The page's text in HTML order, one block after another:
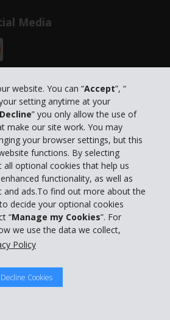
website. You can “Accept”, “
setting anytime at your
Decline” you only allow the use of
make our site work. You may
your browser settings, but this
functions. By selecting
all optional cookies that help us
functionality, as well as
and ads.To find out more about the
decide your optional cookies
“Manage my Cookies”. For
we use the data we collect,
Policy
Decline Cookies
Media
System, Inc.
di Utilizzo |